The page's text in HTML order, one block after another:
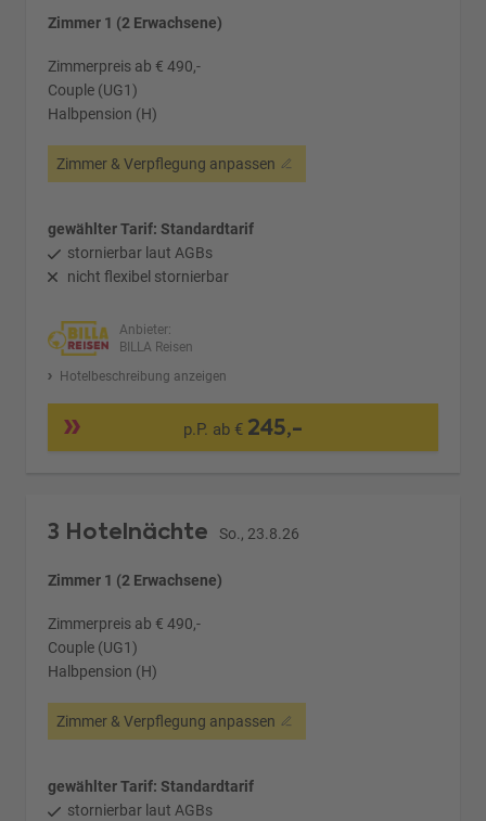
Zimmer 1 (2 Erwachsene)
Zimmerpreis ab € 490,-
Couple (UG1)
Halbpension (H)
Zimmer & Verpflegung anpassen
gewählter Tarif: Standardtarif
stornierbar laut AGBs
nicht flexibel stornierbar
Anbieter:
BILLA Reisen
Hotelbeschreibung anzeigen
p.P. ab € 245,-
3 Hotelnächte So., 23.8.26
Zimmer 1 (2 Erwachsene)
Zimmerpreis ab € 490,-
Couple (UG1)
Halbpension (H)
Zimmer & Verpflegung anpassen
gewählter Tarif: Standardtarif
stornierbar laut AGBs